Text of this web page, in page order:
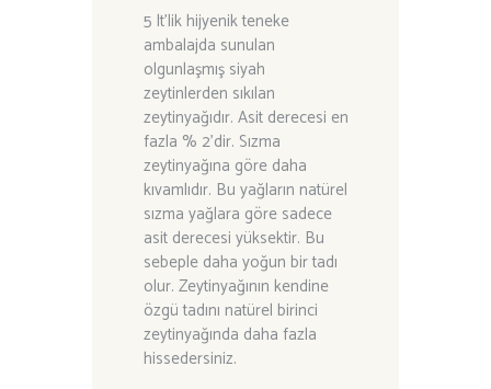
5 lt’lik hijyenik teneke
ambalajda sunulan
olgunlaşmış siyah
zeytinlerden sıkılan
zeytinyağıdır. Asit derecesi en
fazla % 2’dir. Sızma
zeytinyağına göre daha
kıvamlıdır. Bu yağların natürel
sızma yağlara göre sadece
asit derecesi yüksektir. Bu
sebeple daha yoğun bir tadı
olur. Zeytinyağının kendine
özgü tadını natürel birinci
zeytinyağında daha fazla
hissedersiniz.